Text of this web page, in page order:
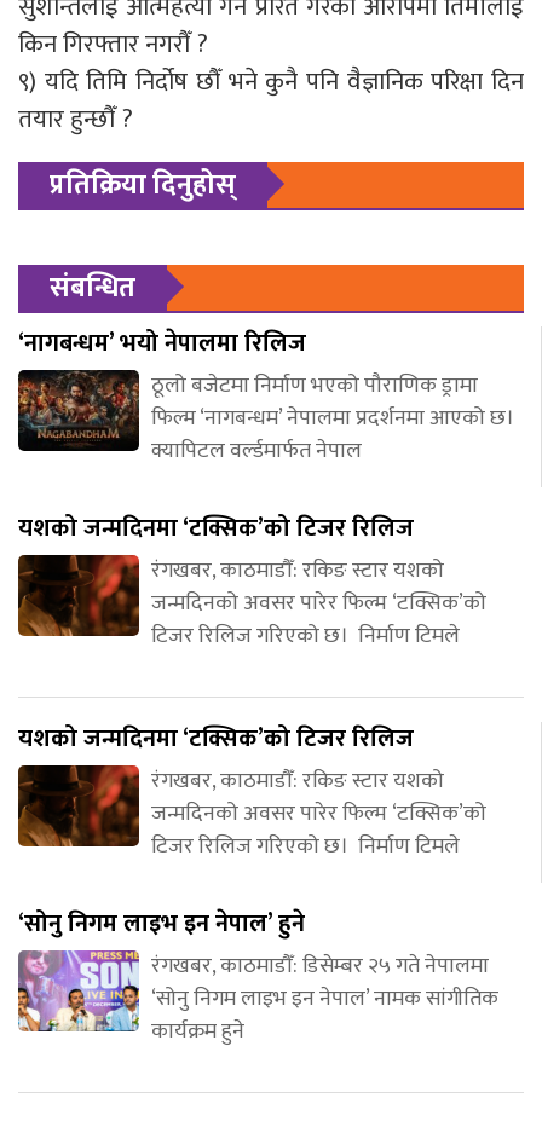
किन गिरफ्तार नगरौँ ?
९) यदि तिमि निर्दोष छौँ भने कुनै पनि वैज्ञानिक परिक्षा दिन
तयार हुन्छौँ ?
प्रतिक्रिया दिनुहोस्
संबन्धित
‘नागबन्धम’ भयो नेपालमा रिलिज
ठूलो बजेटमा निर्माण भएको पौराणिक ड्रामा
फिल्म ‘नागबन्धम’ नेपालमा प्रदर्शनमा आएको छ।
क्यापिटल वर्ल्डमार्फत नेपाल
यशको जन्मदिनमा ‘टक्सिक’को टिजर रिलिज
रंगखबर, काठमाडौँ: रकिङ स्टार यशको
जन्मदिनको अवसर पारेर फिल्म ‘टक्सिक’को
टिजर रिलिज गरिएको छ। निर्माण टिमले
यशको जन्मदिनमा ‘टक्सिक’को टिजर रिलिज
रंगखबर, काठमाडौँ: रकिङ स्टार यशको
जन्मदिनको अवसर पारेर फिल्म ‘टक्सिक’को
टिजर रिलिज गरिएको छ। निर्माण टिमले
‘सोनु निगम लाइभ इन नेपाल’ हुने
रंगखबर, काठमाडौँ: डिसेम्बर २५ गते नेपालमा
‘सोनु निगम लाइभ इन नेपाल’ नामक सांगीतिक
कार्यक्रम हुने